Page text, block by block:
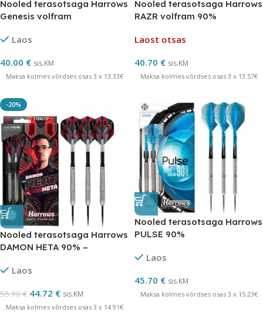
Nooled terasotsaga Harrows
Genesis volfram
Laos
40.00 € sis.KM
Maksa kolmes võrdses osas 3 x 13.33€
Nooled terasotsaga Harrows
RAZR volfram 90%
Laost otsas
40.70 € sis.KM
Maksa kolmes võrdses osas 3 x 13.57€
-20%
Nooled terasotsaga Harrows
DAMON HETA 90% –
Laos
55.90€ 44.72 € sis.KM
Maksa kolmes võrdses osas 3 x 14.91€
Nooled terasotsaga Harrows
PULSE 90%
Laos
45.70 € sis.KM
Maksa kolmes võrdses osas 3 x 15.23€